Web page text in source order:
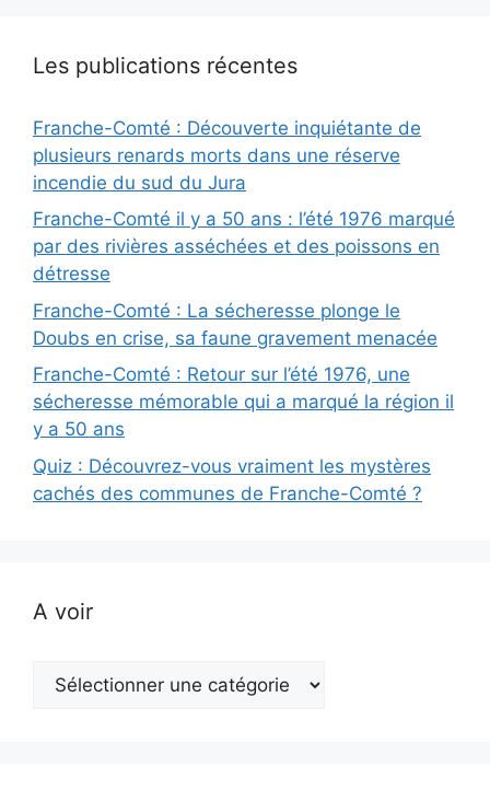
Les publications récentes
Franche-Comté : Découverte inquiétante de
plusieurs renards morts dans une réserve
incendie du sud du Jura
Franche-Comté il y a 50 ans : l’été 1976 marqué
par des rivières asséchées et des poissons en
détresse
Franche-Comté : La sécheresse plonge le
Doubs en crise, sa faune gravement menacée
Franche-Comté : Retour sur l’été 1976, une
sécheresse mémorable qui a marqué la région il
y a 50 ans
Quiz : Découvrez-vous vraiment les mystères
cachés des communes de Franche-Comté ?
A voir
voir